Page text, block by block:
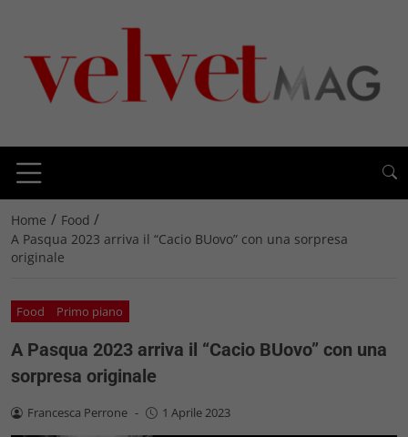
Home / Food /
A Pasqua 2023 arriva il “Cacio BUovo” con una sorpresa
originale
Food Primo piano
A Pasqua 2023 arriva il “Cacio BUovo” con una
sorpresa originale
Francesca Perrone - 1 Aprile 2023